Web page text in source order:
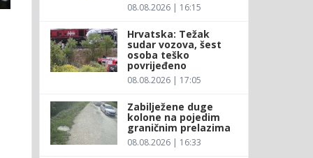
08.08.2026 | 16:15
Hrvatska: Težak
sudar vozova, šest
osoba teško
povrijeđeno
08.08.2026 | 17:05
Zabilježene duge
kolone na pojedim
graničnim prelazima
08.08.2026 | 16:33